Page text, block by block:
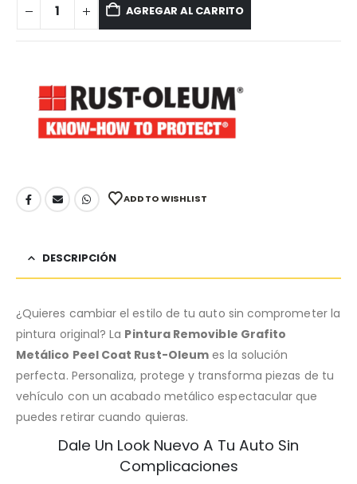
AGREGAR AL CARRITO
ADD TO WISHLIST
DESCRIPCIÓN
¿Quieres cambiar el estilo de tu auto sin comprometer la
pintura original? La Pintura Removible Grafito
Metálico Peel Coat Rust-Oleum es la solución
perfecta. Personaliza, protege y transforma piezas de tu
vehículo con un acabado metálico espectacular que
puedes retirar cuando quieras.
Dale Un Look Nuevo A Tu Auto Sin
Complicaciones